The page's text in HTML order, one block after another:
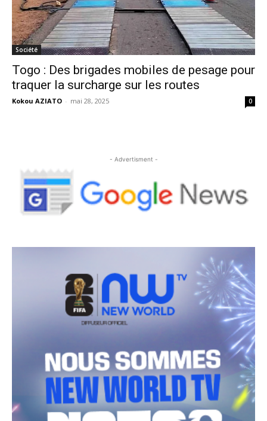
Société
Togo : Des brigades mobiles de pesage pour
traquer la surcharge sur les routes
Kokou AZIATO - mai 28, 2025 0
- Advertisment -